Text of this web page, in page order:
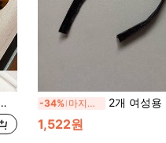
-34% 마지막 3일 2개 여성용 블랙 보우 리본 헤어 클립, 우아하고 귀여운 개학 미니멀리스트 패션 헤어 액세
1,522원